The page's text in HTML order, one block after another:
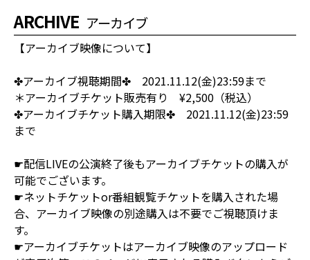
ARCHIVE アーカイブ
【アーカイブ映像について】
✤アーカイブ視聴期間✤ 2021.11.12(金)23:59まで
＊アーカイブチケット販売有り ¥2,500（税込）
✤アーカイブチケット購入期限✤ 2021.11.12(金)23:59
まで
☛配信LIVEの公演終了後もアーカイブチケットの購入が
可能でございます。
☛ネットチケットor番組観覧チケットを購入された場
合、アーカイブ映像の別途購入は不要でご視聴頂けま
す。
☛アーカイブチケットはアーカイブ映像のアップロード